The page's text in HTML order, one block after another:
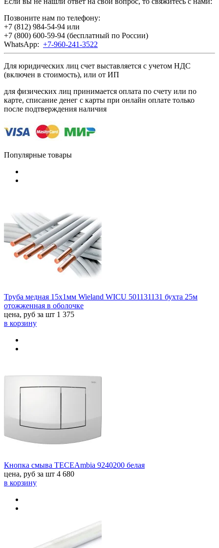
Позвоните нам по телефону:
+7 (812) 984-54-94 или
+7 (800) 600-59-94 (бесплатный по России)
WhatsApp: +7-960-241-3522
Для юридических лиц счет выставляется с учетом НДС
(включен в стоимость), или от ИП
для физических лиц принимается оплата по счету или по
карте, списание денег с карты при онлайн оплате только
после подтверждения наличия
Популярные товары
Труба медная 15х1мм Wieland WICU 501131131 бухта 25м
отожженная в оболочке
цена, руб за шт 1 375
в корзину
Кнопка смыва TECEAmbia 9240200 белая
цена, руб за шт 4 680
в корзину